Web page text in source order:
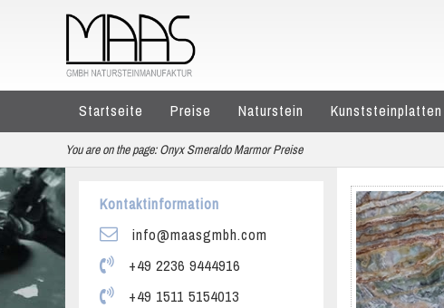
Startseite Preise Naturstein Kunststeinplatten
You are on the page: Onyx Smeraldo Marmor Preise
Kontaktinformation
info@maasgmbh.com
+49 2236 9444916
+49 1511 5154013